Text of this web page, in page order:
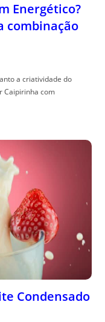
Energético?
combinação
a criatividade do
Caipirinha com
Condensado